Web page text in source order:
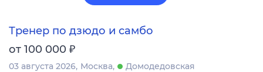
Тренер по дзюдо и самбо
от 100 000 ₽
03 августа 2026 Москва
Домодедовская